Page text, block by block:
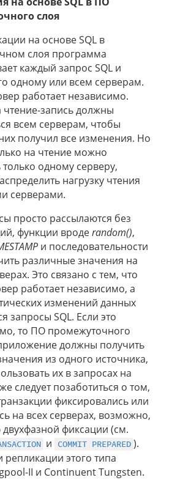
слоя
на основе SQL в
слоя программа
каждый запрос SQL и
одному или всем серверам.
работает независимо.
запись должны
всем серверам, чтобы
получил все изменения. Но
на чтение можно
только одному серверу,
нагрузку чтения
серверами.
просто рассылаются без
функции вродеrandom(),
и последовательности
различные значения на
Это связано с тем, что
работает независимо, а
изменений данных
запросы SQL. Если это
то ПО промежуточного
должны получить
из одного источника,
их в запросах на
следует позаботиться о том,
фиксировались или
на всех серверах, возможно,
фиксации (см.
и COMMIT PREPARED ).
этого типа
II и Continuent Tungsten.